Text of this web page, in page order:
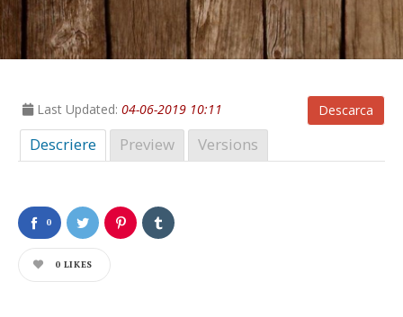
Descarca
Last Updated: 04-06-2019 10:11
Descriere Preview Versions
0
0 LIKES